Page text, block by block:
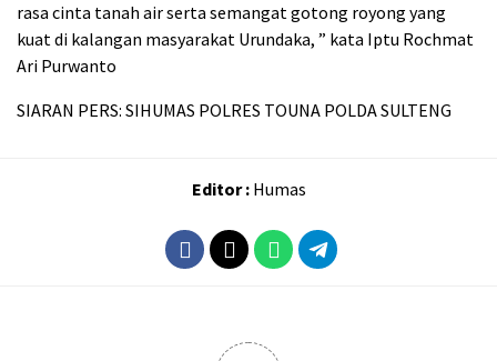
rasa cinta tanah air serta semangat gotong royong yang
kuat di kalangan masyarakat Urundaka, ” kata Iptu Rochmat
Ari Purwanto
SIARAN PERS: SIHUMAS POLRES TOUNA POLDA SULTENG
Editor :Humas